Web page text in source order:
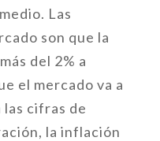
Las
son que la
del 2% a
el mercado va a
cifras de
la inflación